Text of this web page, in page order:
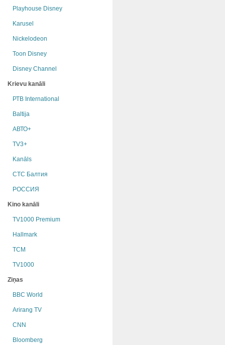
Playhouse Disney
Karusel
Nickelodeon
Toon Disney
Disney Channel
Krievu kanāli
РТB International
Baltija
АВТО+
TV3+
Kanāls
СТС Балтия
РОССИЯ
Kino kanāli
TV1000 Premium
Hallmark
TCM
TV1000
Ziņas
BBC World
Arirang TV
CNN
Bloomberg